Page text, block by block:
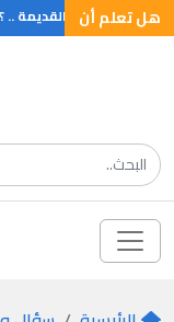
هل تعلم أن
في مصر القديمة .. ؟